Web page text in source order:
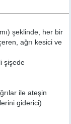
şeklinde, her bir
ağrı kesici ve
şişede
ile ateşin
giderici)